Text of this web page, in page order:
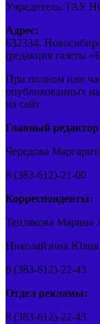
Учредитель: ГАУ
Адрес:
632334,
(редакция газеты
При полном или
опубликованных на
на сайт
Главный редактор
Чередова
8 (383-612)-21-00
Корреспонденты:
Теплякова Марина
Николайзина Юлия
8 (383-612)-22-43
Отдел рекламы:
8 (383-612)-22-43